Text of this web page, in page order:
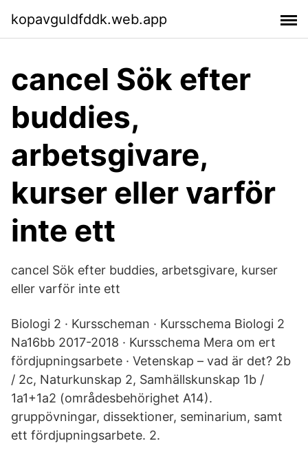
kopavguldfddk.web.app
cancel Sök efter
buddies,
arbetsgivare,
kurser eller varför
inte ett
cancel Sök efter buddies, arbetsgivare, kurser
eller varför inte ett
Biologi 2 · Kursscheman · Kursschema Biologi 2
Na16bb 2017-2018 · Kursschema Mera om ert
fördjupningsarbete · Vetenskap – vad är det? 2b
/ 2c, Naturkunskap 2, Samhällskunskap 1b /
1a1+1a2 (områdesbehörighet A14).
gruppövningar, dissektioner, seminarium, samt
ett fördjupningsarbete. 2.